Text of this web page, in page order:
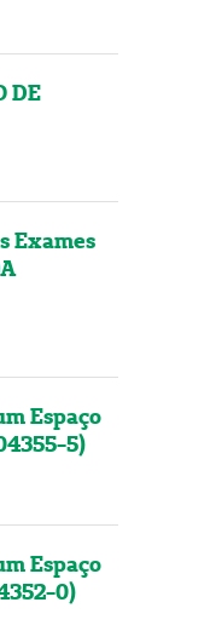
DE
Exames
Espaço
5)
Espaço
0)